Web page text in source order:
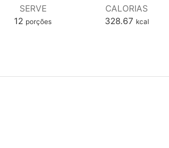
SERVE
12 porções
CALORIAS
328.67 kcal